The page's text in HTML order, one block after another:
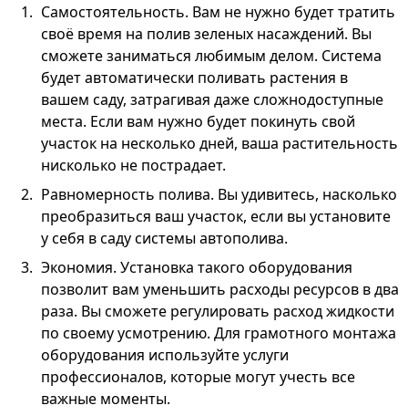
Самостоятельность. Вам не нужно будет тратить
своё время на полив зеленых насаждений. Вы
сможете заниматься любимым делом. Система
будет автоматически поливать растения в
вашем саду, затрагивая даже сложнодоступные
места. Если вам нужно будет покинуть свой
участок на несколько дней, ваша растительность
нисколько не пострадает.
Равномерность полива. Вы удивитесь, насколько
преобразиться ваш участок, если вы установите
у себя в саду системы автополива.
Экономия. Установка такого оборудования
позволит вам уменьшить расходы ресурсов в два
раза. Вы сможете регулировать расход жидкости
по своему усмотрению. Для грамотного монтажа
оборудования используйте услуги
профессионалов, которые могут учесть все
важные моменты.